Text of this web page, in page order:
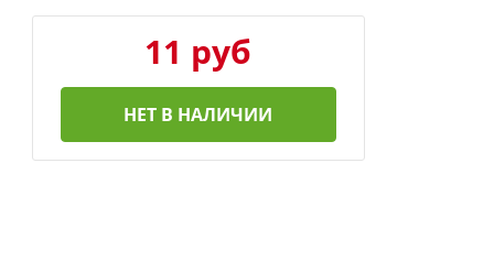
11 руб
НЕТ В НАЛИЧИИ